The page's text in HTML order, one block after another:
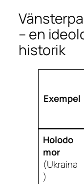
– en
historik
Exempel
Holodo
mor
(Ukraina
)